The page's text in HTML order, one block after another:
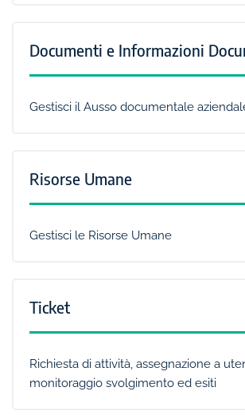
Documenti e Informazioni
Gestisci il Ausso documentale
Risorse Umane
Gestisci le Risorse Umane
Ticket
Richiesta di attività, assegnazione a
monitoraggio svolgimento ed esiti